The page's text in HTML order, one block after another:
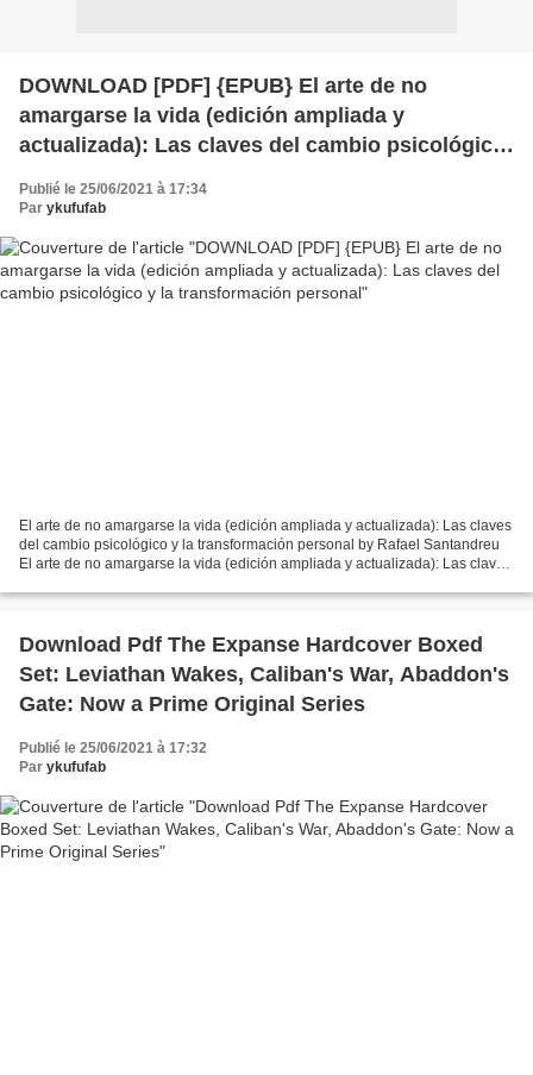
DOWNLOAD [PDF] {EPUB} El arte de no
amargarse la vida (edición ampliada y
actualizada): Las claves del cambio psicológico
Publié le 25/06/2021 à 17:34
Par ykufufab
El arte de no amargarse la vida (edición ampliada y actualizada): Las claves
del cambio psicológico y la transformación personal by Rafael Santandreu
El arte de no amargarse la vida (edición ampliada y actualizada): Las claves
Download Pdf The Expanse Hardcover Boxed
Set: Leviathan Wakes, Caliban's War, Abaddon's
Gate: Now a Prime Original Series
Publié le 25/06/2021 à 17:32
Par ykufufab